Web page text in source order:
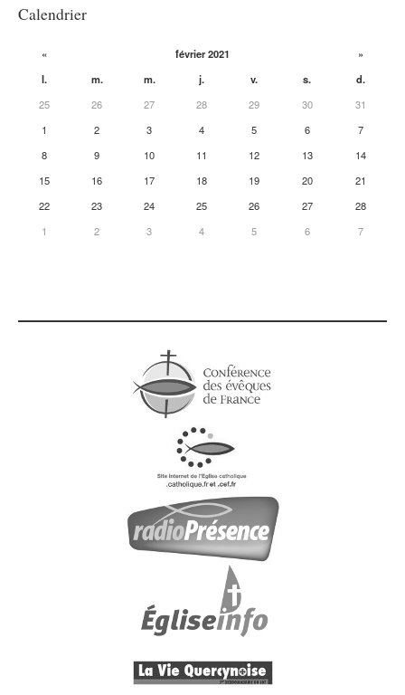
Calendrier
« février 2021
»
l.
m. m. j. v. s.
d.
25
26 27 28 29 30
31
1
2 3 4 5 6
7
8
9 10 11 12 13
14
15
16 17 18 19 20
21
22
23 24 25 26 27
28
1
2 3 4 5 6 7